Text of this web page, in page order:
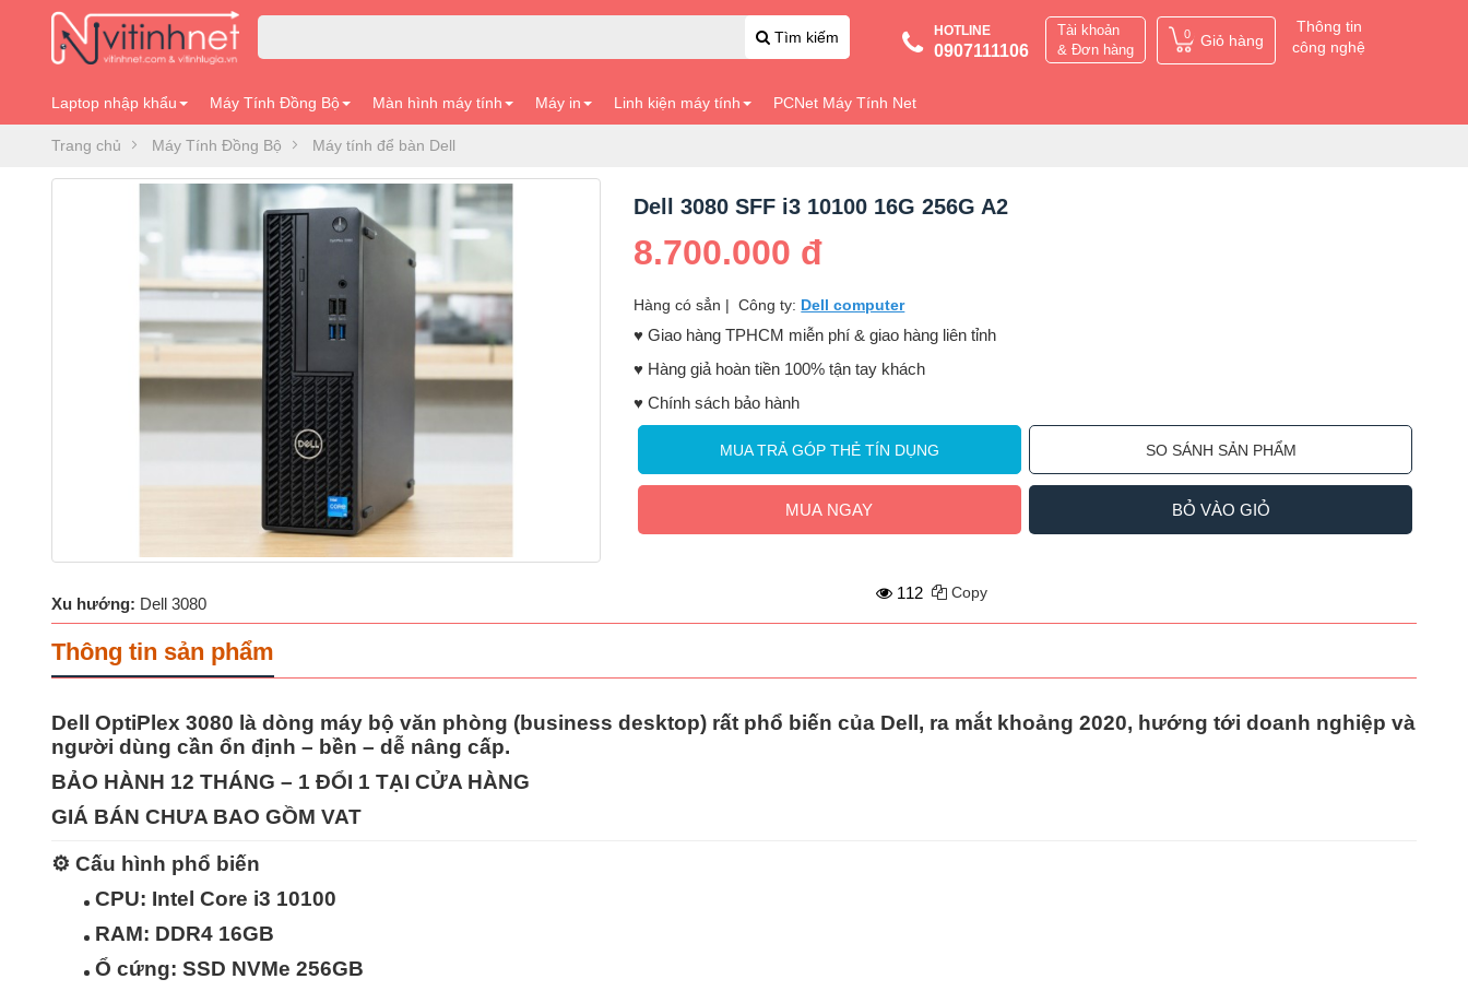
Tìm kiếm HOTLINE
0907111106
Tài khoản
& Đơn hàng
0 Giỏ hàng
Thông tin
công nghệ
Laptop nhập khẩu Máy Tính Đồng Bộ Màn hình máy tính Máy in Linh kiện máy tính PCNet Máy Tính Net
Trang chủ Máy Tính Đồng Bộ Máy tính để bàn Dell
Dell 3080 SFF i3 10100 16G 256G A2
8.700.000 đ
Hàng có sẳn |Công ty: Dell computer
♥️ Giao hàng TPHCM miễn phí & giao hàng liên tỉnh
♥️ Hàng giả hoàn tiền 100% tận tay khách
♥️ Chính sách bảo hành
MUA TRẢ GÓP THẺ TÍN DỤNG SO SÁNH SẢN PHẨM
MUA NGAY BỎ VÀO GIỎ
Xu hướng: Dell 3080
112 Copy
Thông tin sản phẩm
Dell OptiPlex 3080 là dòng máy bộ văn phòng (business desktop) rất phổ biến của Dell, ra mắt khoảng 2020, hướng tới doanh nghiệp và
người dùng cần ổn định – bền – dễ nâng cấp.
BẢO HÀNH 12 THÁNG – 1 ĐỔI 1 TẠI CỬA HÀNG
GIÁ BÁN CHƯA BAO GỒM VAT
⚙️ Cấu hình phổ biến
CPU: Intel Core i3 10100
RAM: DDR4 16GB
Ổ cứng: SSD NVMe 256GB